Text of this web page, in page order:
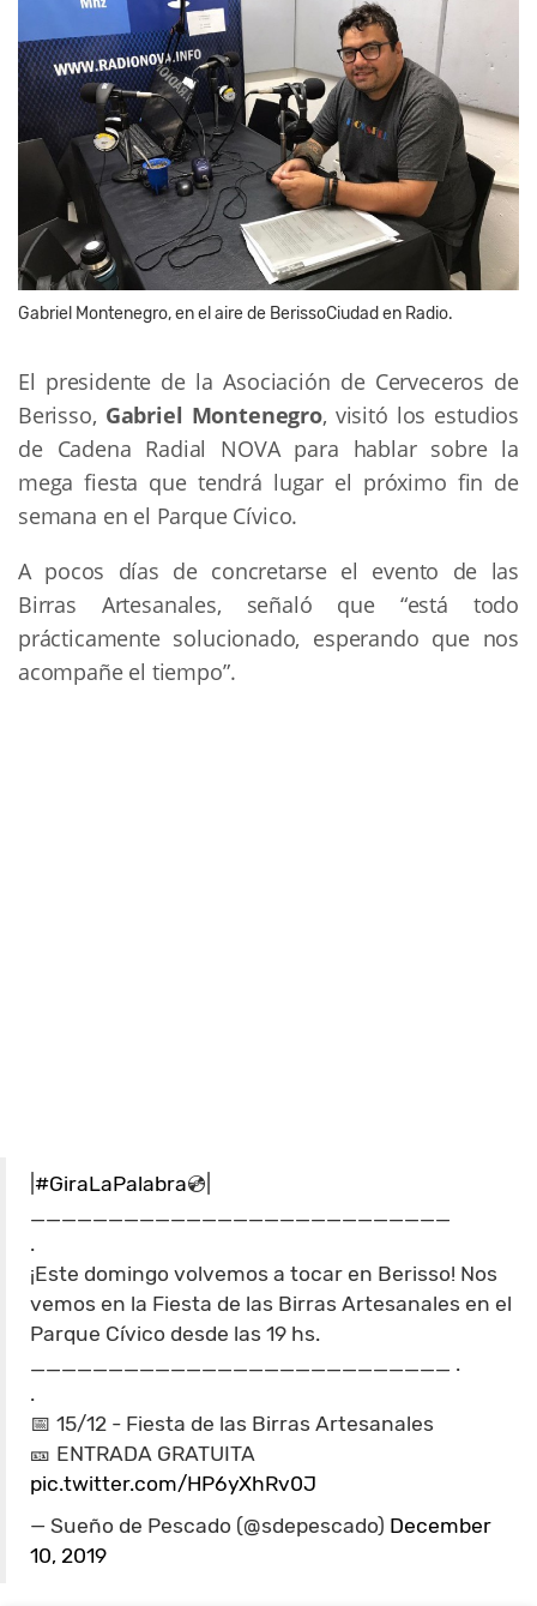
Gabriel Montenegro, en el aire de BerissoCiudad en Radio.
El presidente de la Asociación de Cerveceros de
Berisso, Gabriel Montenegro, visitó los estudios
de Cadena Radial NOVA para hablar sobre la
mega fiesta que tendrá lugar el próximo fin de
semana en el Parque Cívico.
A pocos días de concretarse el evento de las
Birras Artesanales, señaló que “está todo
prácticamente solucionado, esperando que nos
acompañe el tiempo”.
#GiraLaPalabra💿|
.
¡Este domingo volvemos a tocar en Berisso! Nos
vemos en la Fiesta de las Birras Artesanales en el
Parque Cívico desde las 19 hs.
___________________________ .
.
📅 15/12 - Fiesta de las Birras Artesanales
🎫 ENTRADA GRATUITA
pic.twitter.com/HP6yXhRv0J
— Sueño de Pescado (@sdepescado) December
10, 2019